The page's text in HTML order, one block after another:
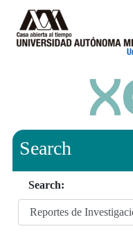
Search
Search: